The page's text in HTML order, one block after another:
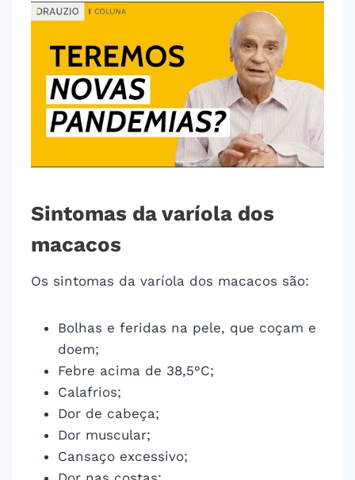
Sintomas da varíola dos
macacos
Os sintomas da varíola dos macacos são:
Bolhas e feridas na pele, que coçam e
doem;
Febre acima de 38,5°C;
Calafrios;
Dor de cabeça;
Dor muscular;
Cansaço excessivo;